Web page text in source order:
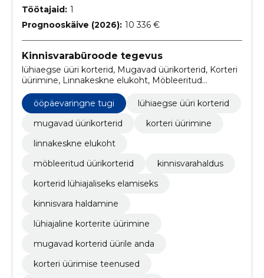
Töötajaid: 1
Prognooskäive (2026): 10 336 €
Kinnisvarabüroode tegevus
lühiaegse üüri korterid, Mugavad üürikorterid, Korteri
üürimine, Linnakeskne elukoht, Möbleeritud
üürikorterid, kinnisvarahaldus, Korterid lühiajaliseks
elamiseks, kinnisvara haldamine, lühiajaline korterite
üürimine, mugavad korterid üürile anda
ööpäevaringne tugi
lühiaegse üüri korterid
mugavad üürikorterid
korteri üürimine
linnakeskne elukoht
möbleeritud üürikorterid
kinnisvarahaldus
korterid lühiajaliseks elamiseks
kinnisvara haldamine
lühiajaline korterite üürimine
mugavad korterid üürile anda
korteri üürimise teenused